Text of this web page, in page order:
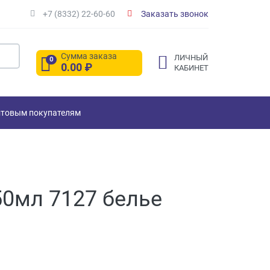
+7 (8332) 22-60-60 Заказать звонок
0 Сумма заказа
0.00 ₽
ЛИЧНЫЙ
КАБИНЕТ
покупателям
7127 белье